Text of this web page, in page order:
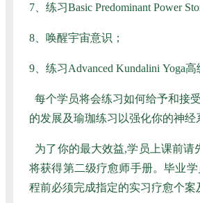
7、练习Basic Predominant Power
8、唤醒宇宙意识；
9、练习Advanced Kundalini Yoga
每个学员将会练习如何给予和接
的发展及瑜珈练习以强化你的神
为了你的最大效益,学员上课前请
将获得第二级疗愈师手册。毕业
程前必须完成指定的实习疗愈个案